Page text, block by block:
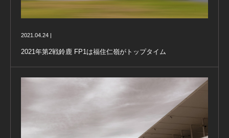
2021.04.24 |
2021年第2戦鈴鹿 FP1は福住仁嶺がトップタイム